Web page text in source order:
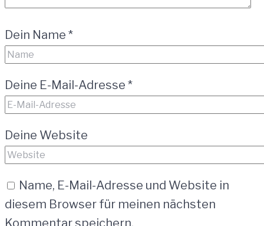
Dein Name *
Deine E-Mail-Adresse *
Deine Website
Name, E-Mail-Adresse und Website in
diesem Browser für meinen nächsten
Kommentar speichern.